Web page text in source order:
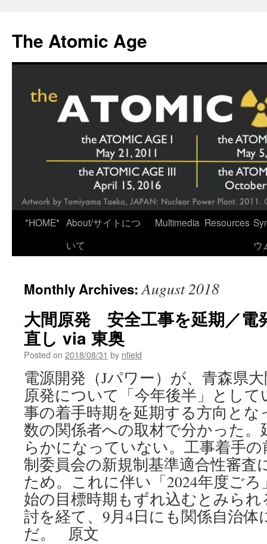
content
The Atomic Age
*HOME* About/サイトにつ
いて
Multimedia Resources
ウ
Monthly Archives:August 2018
大間原発 安全工事を延期／電
直し via 東奥
Posted on 2018/08/31 by nfield
電源開発（Jパワー）が、青森県
原発について「今年後半」とし
事の着手時期を延期する方向とな
数の関係者への取材で分かった。
らかになっていない。工事着手
制委員会の新規制基準適合性審査
ため。これに伴い「2024年度ご
始の目標時期もずれ込むとみら
討を経て、9月4日にも関係自治体
だ。 原文